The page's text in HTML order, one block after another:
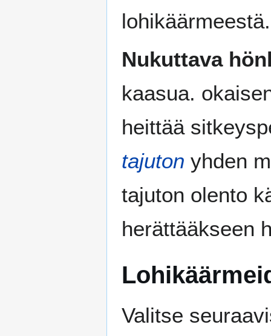
lohikäärmeestä.
Nukuttava
kaasua.
heittää
tajuton yhden
tajuton olento
herättääkseen
Valitse